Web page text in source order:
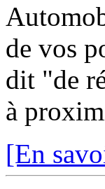
de vos
dit "de
à
[En